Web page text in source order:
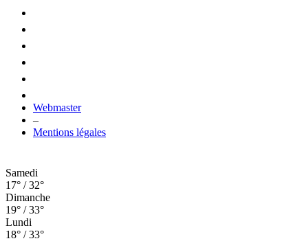
Webmaster
–
Mentions légales
Samedi
17° / 32°
Dimanche
19° / 33°
Lundi
18° / 33°